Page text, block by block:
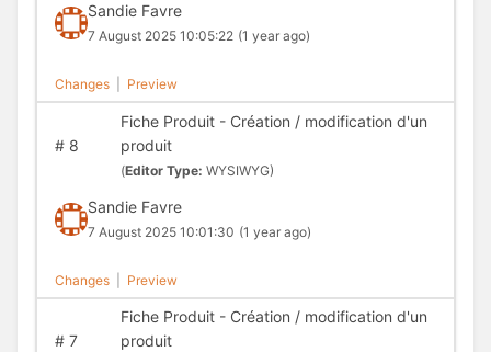
Sandie Favre
7 August 2025 10:05:22 (1 year ago)
Changes Preview
#8
Fiche Produit - Création / modification d'un
produit
(Editor Type: WYSIWYG)
Sandie Favre
7 August 2025 10:01:30 (1 year ago)
Changes Preview
#7
Fiche Produit - Création / modification d'un
produit